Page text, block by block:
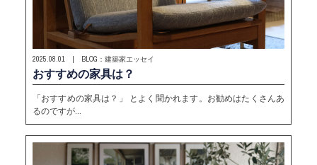
2025.08.01 | BLOG：建築家エッセイ
おすすめの家具は？
「おすすめの家具は？」 とよく聞かれます。お勧めはたくさんあ
るのですが…